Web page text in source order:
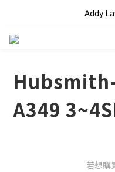
全單滿Addy
A349
若想購